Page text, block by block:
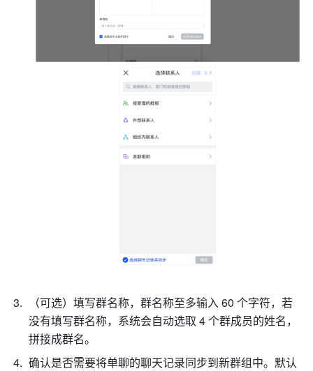
（可选）填写群名称，群名称至多输入 60 个字符，若
没有填写群名称，系统会自动选取 4 个群成员的姓名，
拼接成群名。
确认是否需要将单聊的聊天记录同步到新群组中。默认